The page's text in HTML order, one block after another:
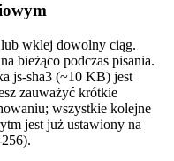
wklej dowolny ciąg.
bieżąco podczas pisania.
js-sha3 (~10 KB) jest
zauważyć krótkie
wszystkie kolejne
jest już ustawiony na